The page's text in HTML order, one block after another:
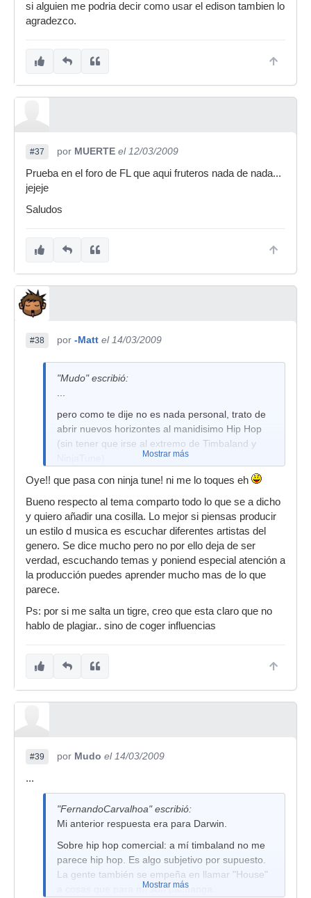
si alguien me podria decir como usar el edison tambien lo
agradezco.
#37 por MUERTE el 12/03/2009
Prueba en el foro de FL que aqui fruteros nada de nada...
jejeje
Saludos
#38 por -Matt el 14/03/2009
"Mudo" escribió:
...
pero como te dije no es nada personal, trato de
abrir nuevos horizontes al manidisimo Hip Hop
(sin tener que irse al extremo de Timbaland y
...
Mostrar más
Oye!! que pasa con ninja tune! ni me lo toques eh
Bueno respecto al tema comparto todo lo que se a dicho
y quiero añadir una cosilla. Lo mejor si piensas producir
un estilo d musica es escuchar diferentes artistas del
genero. Se dice mucho pero no por ello deja de ser
verdad, escuchando temas y poniend especial atención a
la producción puedes aprender mucho mas de lo que
parece.
Ps: por si me salta un tigre, creo que esta claro que no
hablo de plagiar.. sino de coger influencias
#39 por Mudo el 14/03/2009
...
"FernandoCarvalhoa" escribió:
Mi anterior respuesta era para Darwin.
Sobre hip hop comercial: a mí timbaland no me
parece hip hop. Es algo subjetivo por supuesto.
La gente también se empeña en llamar "House"
a cosas que para mí son pachanga.
Mostrar más